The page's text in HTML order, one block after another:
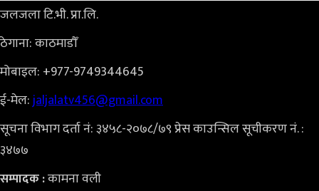
जलजला टि.भी. प्रा.लि.
ठेगाना: काठमाडौँ
मोबाइल: +977-9749344645
ई-मेल:jaljalatv456@gmail.com
सूचना विभाग दर्ता नं: ३४५८-२०७८/७९ प्रेस काउन्सिल सूचीकरण नं. :
३४७७
सम्पादक :कामना वली